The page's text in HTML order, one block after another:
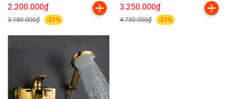
2.200.000₫
3.180.000₫ -31%
3.250.000₫
4.730.000₫ -31%